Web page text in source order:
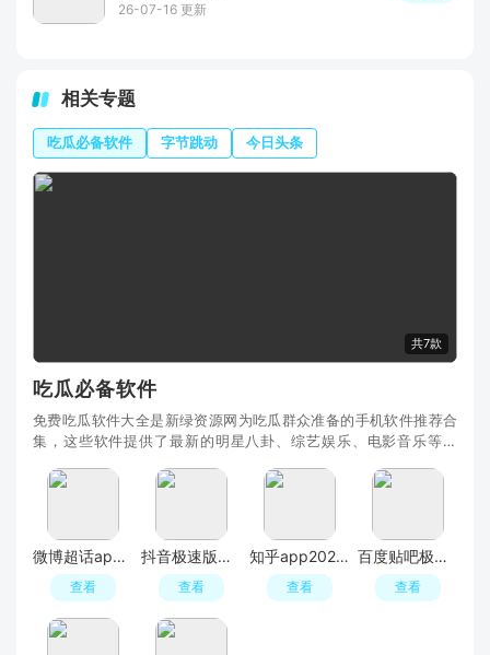
26-07-16 更新
相关专题
吃瓜必备软件 字节跳动 今日头条
共7款
吃瓜必备软件
免费吃瓜软件大全是新绿资源网为吃瓜群众准备的手机软件推荐合
集，这些软件提供了最新的明星八卦、综艺娱乐、电影音乐等内
微博超话app客户端官方版
查看
抖音极速版最新版本官方版2026
查看
知乎app2026官方版
查看
百度贴吧极速版2025去广告精简版
查看